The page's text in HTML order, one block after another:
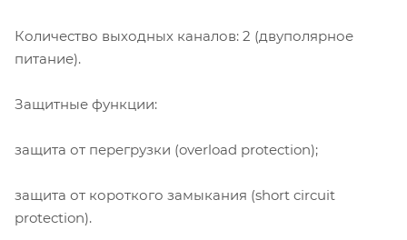
Количество выходных каналов: 2 (двуполярное
питание).
Защитные функции:
защита от перегрузки (overload protection);
защита от короткого замыкания (short circuit
protection).